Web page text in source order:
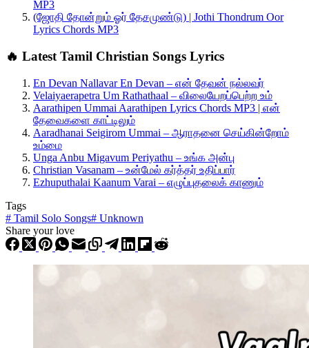
MP3
(ஜோதி தோன்றும் ஓர் தேசமுண்டு) | Jothi Thondrum Oor
Lyrics Chords MP3
🔥 Latest Tamil Christian Songs Lyrics
En Devan Nallavar En Devan – என் தேவன் நல்லவர்
Velaiyaerapetra Um Rathathaal – விலையேறப்பெற்ற உம்
Aarathipen Ummai Aarathipen Lyrics Chords MP3 | என்
தேவைகளை காட்டிலும்
Aaradhanai Seigirom Ummai – ஆராதனை செய்கின்றோம்
உம்மை
Unga Anbu Migavum Periyathu – உங்க அன்பு
Christian Vasanam – உன்மேல் கர்த்தர் உதிப்பார்
Ezhuputhalai Kaanum Varai – எழுப்புதலைக் காணும்
Tags
# Tamil Solo Songs# Unknown
Share your love